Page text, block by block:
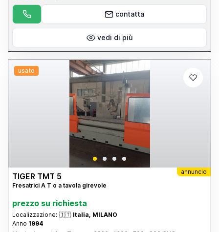
contatta
vedi di più
usato
annuncio
TIGER TMT 5
Fresatrici A T o a tavola girevole
prezzo su richiesta
Localizzazione: 🇮🇹 Italia, MILANO
Anno 1994